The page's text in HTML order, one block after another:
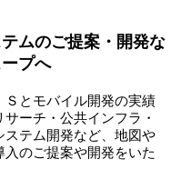
ムのご提案・開発な
プへ
とモバイル開発の実績
ーチ・公共インフラ・
テム開発など、地図や
のご提案や開発をいた